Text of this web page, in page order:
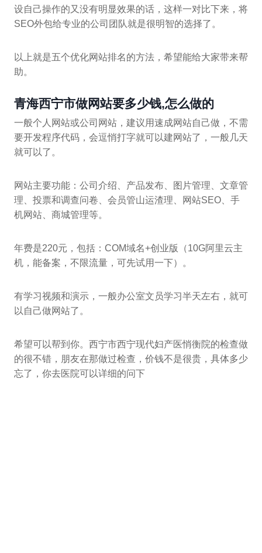
设自己操作的又没有明显效果的话，这样一对比下来，将
SEO外包给专业的公司团队就是很明智的选择了。
以上就是五个优化网站排名的方法，希望能给大家带来帮
助。
青海西宁市做网站要多少钱,怎么做的
一般个人网站或公司网站，建议用速成网站自己做，不需
要开发程序代码，会逗悄打字就可以建网站了，一般几天
就可以了。
网站主要功能：公司介绍、产品发布、图片管理、文章管
理、投票和调查问卷、会员管山运渣理、网站SEO、手
机网站、商城管理等。
年费是220元，包括：COM域名+创业版（10G阿里云主
机，能备案，不限流量，可先试用一下）。
有学习视频和演示，一般办公室文员学习半天左右，就可
以自己做网站了。
希望可以帮到你。西宁市西宁现代妇产医悄衡院的检查做
的很不错，朋友在那做过检查，价钱不是很贵，具体多少
忘了，你去医院可以详细的问下